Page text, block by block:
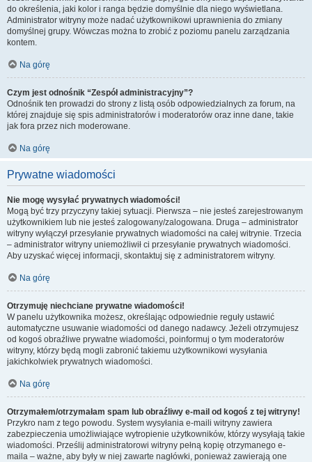
do określenia, jaki kolor i ranga będzie domyślnie dla niego wyświetlana.
Administrator witryny może nadać użytkownikowi uprawnienia do zmiany
domyślnej grupy. Wówczas można to zrobić z poziomu panelu zarządzania
kontem.
Na górę
Czym jest odnośnik “Zespół administracyjny”?
Odnośnik ten prowadzi do strony z listą osób odpowiedzialnych za forum, na
której znajduje się spis administratorów i moderatorów oraz inne dane, takie
jak fora przez nich moderowane.
Na górę
Prywatne wiadomości
Nie mogę wysyłać prywatnych wiadomości!
Mogą być trzy przyczyny takiej sytuacji. Pierwsza – nie jesteś zarejestrowanym
użytkownikiem lub nie jesteś zalogowany/zalogowana. Druga – administrator
witryny wyłączył przesyłanie prywatnych wiadomości na całej witrynie. Trzecia
– administrator witryny uniemożliwił ci przesyłanie prywatnych wiadomości.
Aby uzyskać więcej informacji, skontaktuj się z administratorem witryny.
Na górę
Otrzymuję niechciane prywatne wiadomości!
W panelu użytkownika możesz, określając odpowiednie reguły ustawić
automatyczne usuwanie wiadomości od danego nadawcy. Jeżeli otrzymujesz
od kogoś obraźliwe prywatne wiadomości, poinformuj o tym moderatorów
witryny, którzy będą mogli zabronić takiemu użytkownikowi wysyłania
jakichkolwiek prywatnych wiadomości.
Na górę
Otrzymałem/otrzymałam spam lub obraźliwy e-mail od kogoś z tej witryny!
Przykro nam z tego powodu. System wysyłania e-maili witryny zawiera
zabezpieczenia umożliwiające wytropienie użytkowników, którzy wysyłają takie
wiadomości. Prześlij administratorowi witryny pełną kopię otrzymanego e-
maila – ważne, aby były w niej zawarte nagłówki, ponieważ zawierają one